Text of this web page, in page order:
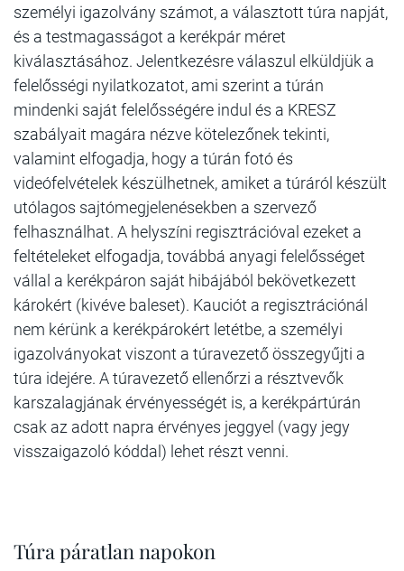
személyi igazolvány számot, a választott túra napját,
és a testmagasságot a kerékpár méret
kiválasztásához. Jelentkezésre válaszul elküldjük a
felelősségi nyilatkozatot, ami szerint a túrán
mindenki saját felelősségére indul és a KRESZ
szabályait magára nézve kötelezőnek tekinti,
valamint elfogadja, hogy a túrán fotó és
videófelvételek készülhetnek, amiket a túráról készült
utólagos sajtómegjelenésekben a szervező
felhasználhat. A helyszíni regisztrációval ezeket a
feltételeket elfogadja, továbbá anyagi felelősséget
vállal a kerékpáron saját hibájából bekövetkezett
károkért (kivéve baleset). Kauciót a regisztrációnál
nem kérünk a kerékpárokért letétbe, a személyi
igazolványokat viszont a túravezető összegyűjti a
túra idejére. A túravezető ellenőrzi a résztvevők
karszalagjának érvényességét is, a kerékpártúrán
csak az adott napra érvényes jeggyel (vagy jegy
visszaigazoló kóddal) lehet részt venni.
Túra páratlan napokon